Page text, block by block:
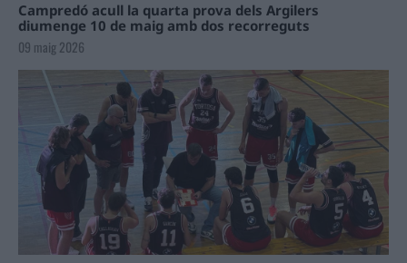
Campredó acull la quarta prova dels Argilers
diumenge 10 de maig amb dos recorreguts
09 maig 2026